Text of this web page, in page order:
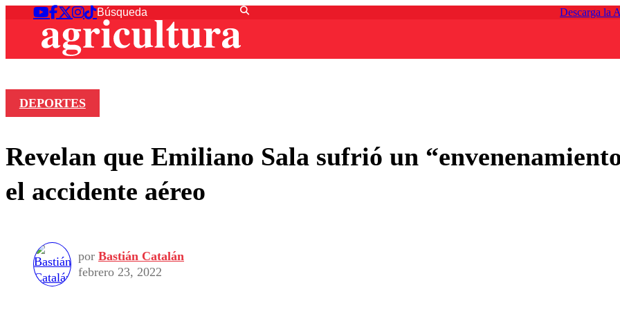
Descarga la
DEPORTES
Revelan que Emiliano Sala sufrió un
el accidente aéreo
por Bastián Catalán
febrero 23, 2022